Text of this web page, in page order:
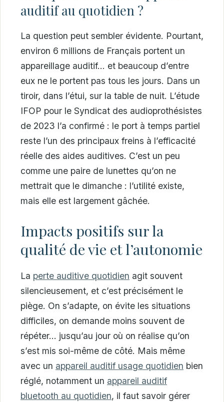
auditif au quotidien ?
La question peut sembler évidente. Pourtant,
environ 6 millions de Français portent un
appareillage auditif… et beaucoup d’entre
eux ne le portent pas tous les jours. Dans un
tiroir, dans l’étui, sur la table de nuit. L’étude
IFOP pour le Syndicat des audioprothésistes
de 2023 l’a confirmé : le port à temps partiel
reste l’un des principaux freins à l’efficacité
réelle des aides auditives. C’est un peu
comme une paire de lunettes qu’on ne
mettrait que le dimanche : l’utilité existe,
mais elle est largement gâchée.
Impacts positifs sur la
qualité de vie et l’autonomie
La perte auditive quotidien agit souvent
silencieusement, et c’est précisément le
piège. On s’adapte, on évite les situations
difficiles, on demande moins souvent de
répéter… jusqu’au jour où on réalise qu’on
s’est mis soi-même de côté. Mais même
avec un appareil auditif usage quotidien bien
réglé, notamment un appareil auditif
bluetooth au quotidien, il faut savoir gérer